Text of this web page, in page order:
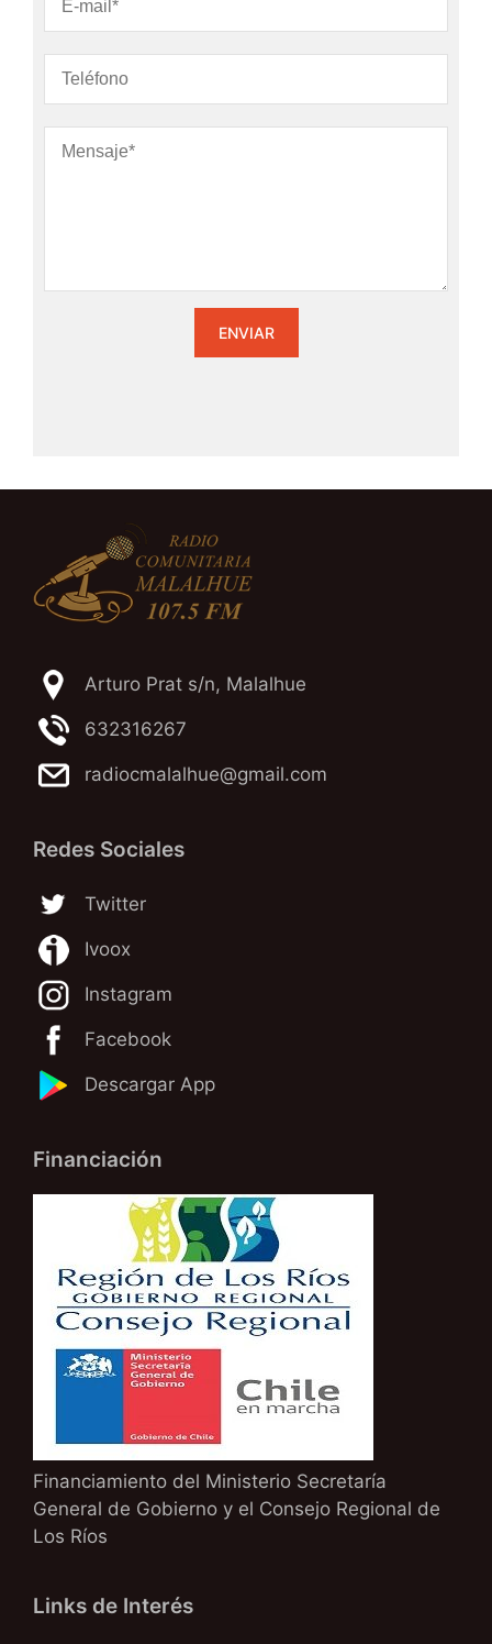
Arturo Prat s/n, Malalhue
632316267
radiocmalalhue@gmail.com
Redes Sociales
Twitter
Ivoox
Instagram
Facebook
Descargar App
Financiación
Financiamiento del Ministerio Secretaría
General de Gobierno y el Consejo Regional de
Los Ríos
Links de Interés